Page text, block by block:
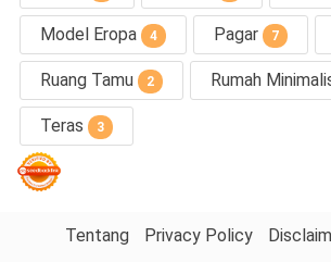
Model Eropa 4 Pagar 7
Ruang Tamu 2 Rumah
Teras 3
Tentang Privacy Policy